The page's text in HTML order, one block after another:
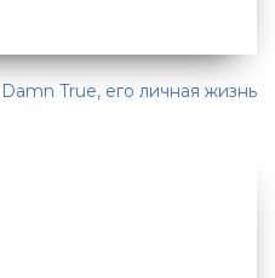
True, его личная жизнь